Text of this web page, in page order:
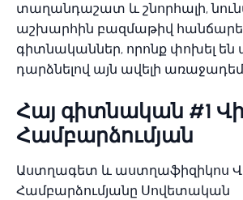
տաղանդաշատ և շնորհալի,
աշխարհին բազմաթիվ
գիտնականներ, որոնք փոխել են
դարձնելով այն ավելի
Հայ գիտնական #1
Համբարձումյան
Աստղագետ և աստղաֆիզիկոս
Համբարձումյանը Սովետական